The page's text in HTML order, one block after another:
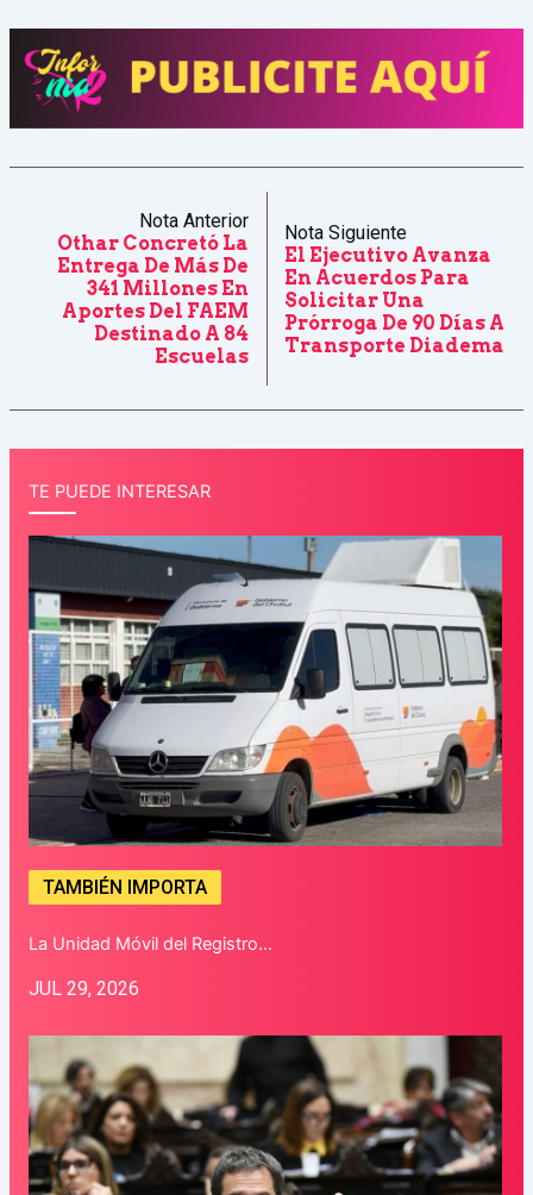
Nota Anterior
Othar Concretó La
Entrega De Más De
341 Millones En
Aportes Del FAEM
Destinado A 84
Escuelas
Nota Siguiente
El Ejecutivo Avanza
En Acuerdos Para
Solicitar Una
Prórroga De 90 Días A
Transporte Diadema
TE PUEDE INTERESAR
TAMBIÉN IMPORTA
La Unidad Móvil del Registro…
JUL 29, 2026